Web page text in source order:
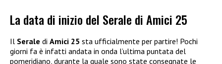
La data di inizio del Serale di Amici 25
Il Serale di Amici 25 sta ufficialmente per partire! Pochi
giorni fa è infatti andata in onda l’ultima puntata del
pomeridiano, durante la quale sono state consegnate le